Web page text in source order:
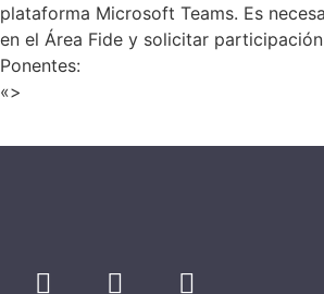
plataforma Microsoft Teams. Es
en el Área Fide y solicitar
Ponentes:
«>